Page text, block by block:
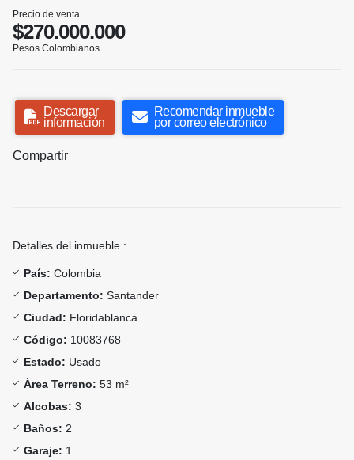
Precio de venta
$270.000.000
Pesos Colombianos
Descargar
información
Recomendar inmueble
por correo electrónico
Compartir
Detalles del inmueble :
País: Colombia
Departamento: Santander
Ciudad: Floridablanca
Código: 10083768
Estado: Usado
Área Terreno: 53 m²
Alcobas: 3
Baños: 2
Garaje: 1